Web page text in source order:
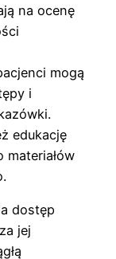
na ocenę
mogą
i
edukację
dostęp
jej